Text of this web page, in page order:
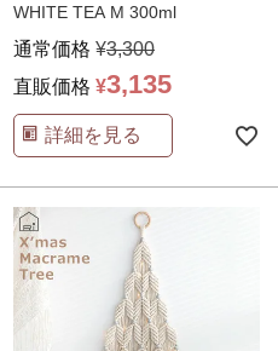
WHITE TEA M 300ml
通常価格 ¥3,300
直販価格 ¥3,135
詳細を見る